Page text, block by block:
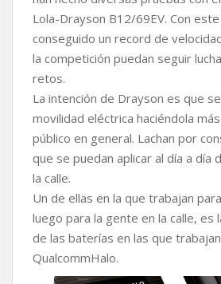
Lola-Drayson B12/69EV. Con
conseguido un record de
la competición puedan seguir
retos.
La intención de Drayson es que
movilidad eléctrica haciéndola
público en general. Lachan por
que se puedan aplicar al día a día
la calle.
Un de ellas en la que trabajan
luego para la gente en la calle, es
de las baterías en las que
QualcommHalo.